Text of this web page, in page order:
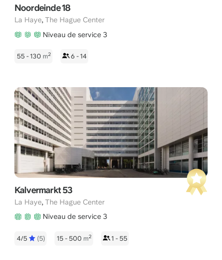
Noordeinde 18
La Haye, The Hague Center
Niveau de service 3
55 - 130 m2 6 - 14
Kalvermarkt 53
La Haye, The Hague Center
Niveau de service 3
4/5 (5) 15 - 500 m2 1 - 55